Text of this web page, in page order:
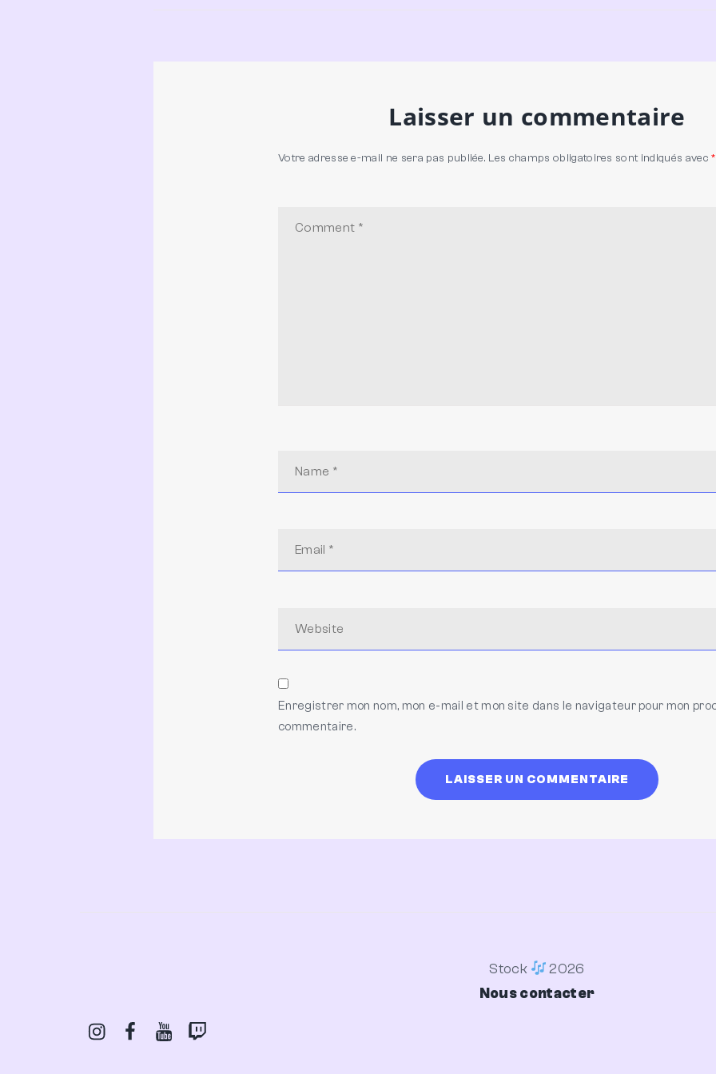
Laisser un commentaire
Votre adresse e-mail ne sera pas publiée. Les champs obligatoires sont indiqués avec*
Enregistrer mon nom, mon e-mail et mon site dans le navigateur pour mon
commentaire.
Stock
2026
Nous contacter
InstagramFacebookYoutubeTwitch